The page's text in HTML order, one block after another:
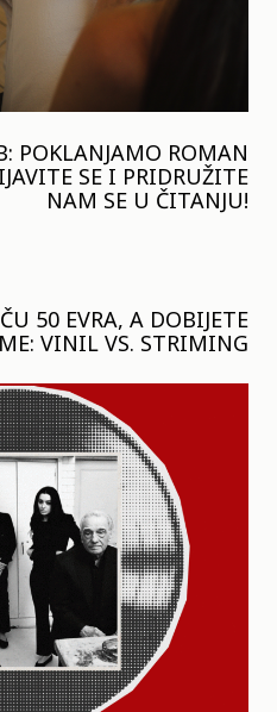
POKLANJAMO ROMAN
SE I PRIDRUŽITE
NAM SE U ČITANJU!
50 EVRA, A DOBIJETE
VINIL VS. STRIMING